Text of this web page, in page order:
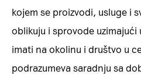
kojem se proizvodi, usluge i
oblikuju i sprovode uzimajući
imati na okolinu i društvo u
podrazumeva saradnju sa